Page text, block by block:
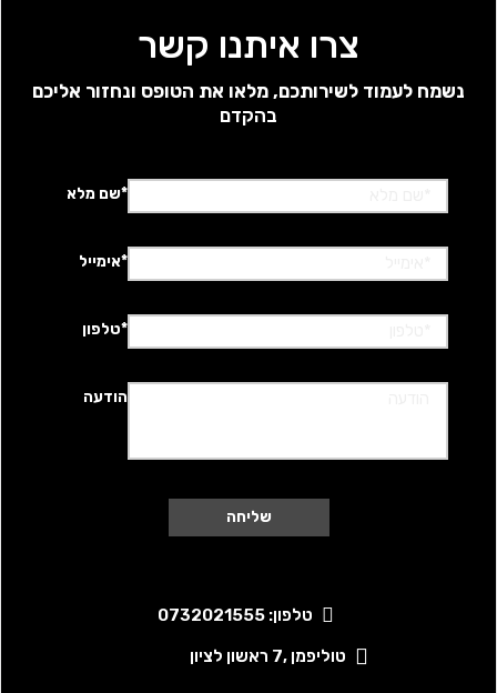
צרו איתנו קשר
נשמח לעמוד לשירותכם, מלאו את הטופס ונחזור אליכם
בהקדם
*שם מלא
*אימייל
*טלפון
הודעה
טלפון: 0732021555
טוליפמן ,7 ראשון לציון